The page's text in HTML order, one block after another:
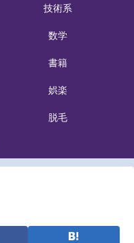
技術系
数学
書籍
娯楽
脱毛